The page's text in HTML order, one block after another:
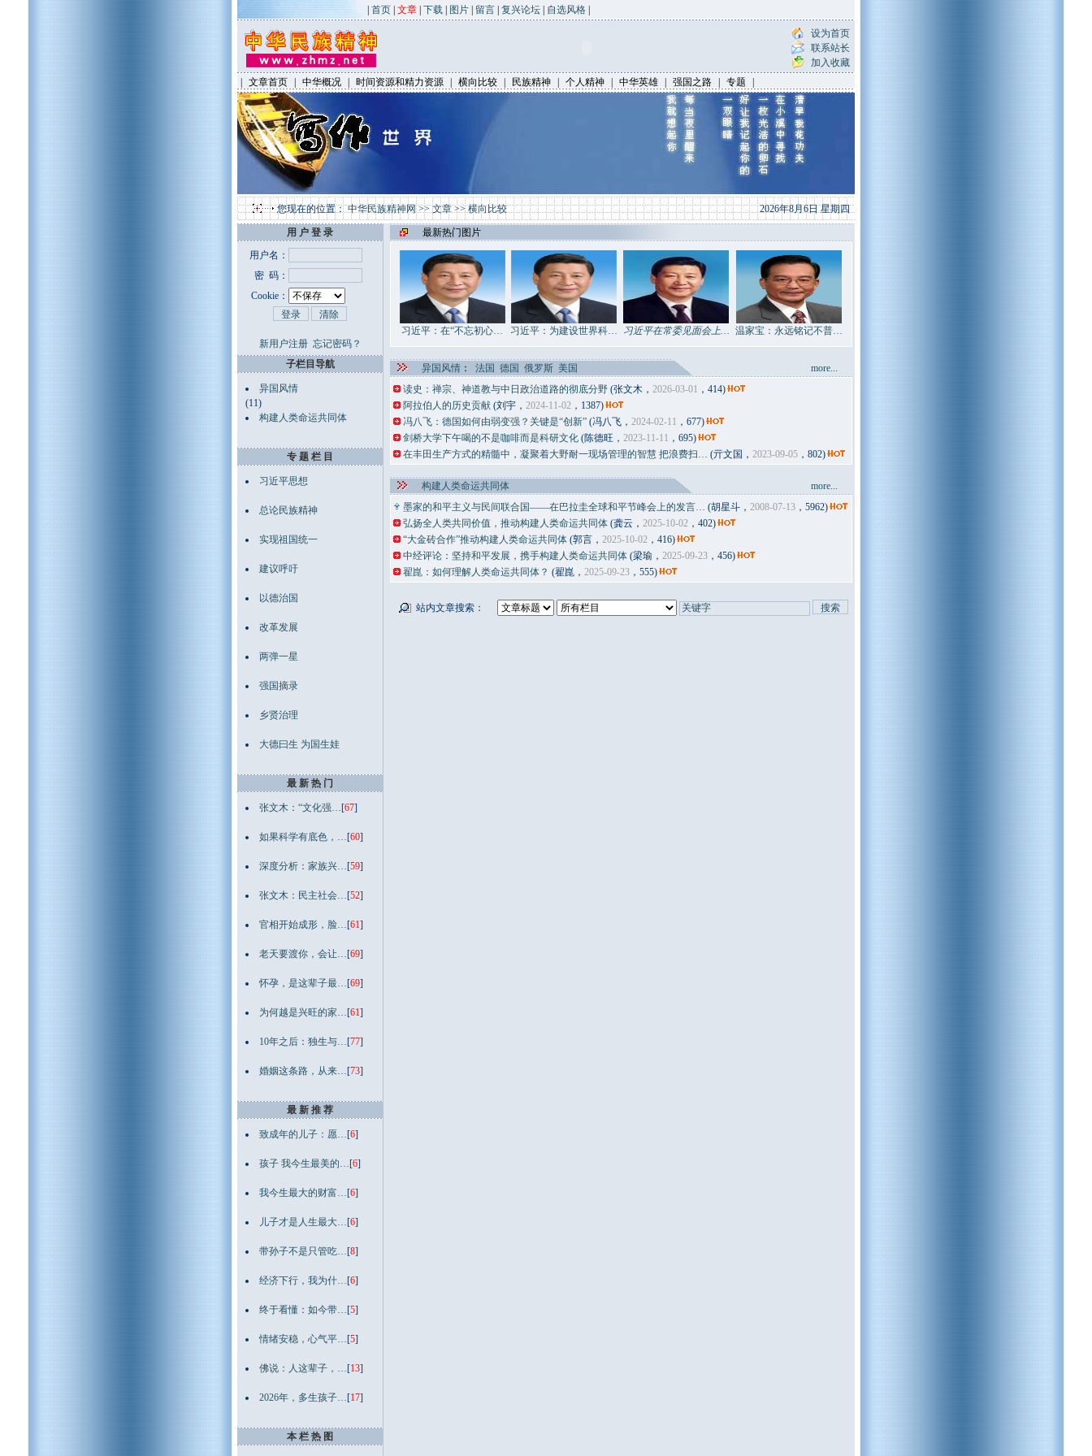
首页 文章 下载 图片 留言 复兴论坛 自选风格
设为首页
联系站长
加入收藏
文章首页 中华概况 时间资源和精力资源 横向比较 民族精神 个人精神 中华英雄 强国之路 专题
您现在的位置：中华民族精神网>>文章>>横向比较 2026年8月6日 星期四
用 户 登 录
用户名：
密 码：
Cookie：
新用户注册 忘记密码？
子栏目导航
异国风情
(11)
构建人类命运共同体
专 题 栏 目
习近平思想
总论民族精神
实现祖国统一
建议呼吁
以德治国
改革发展
两弹一星
强国摘录
乡贤治理
大德曰生 为国生娃
最 新 热 门
张文木：“文化强…[67]
如果科学有底色，…[60]
深度分析：家族兴…[59]
张文木：民主社会…[52]
官相开始成形，脸…[61]
老天要渡你，会让…[69]
怀孕，是这辈子最…[69]
为何越是兴旺的家…[61]
10年之后：独生与…[77]
婚姻这条路，从来…[73]
最 新 推 荐
致成年的儿子：愿…[6]
孩子 我今生最美的…[6]
我今生最大的财富…[6]
儿子才是人生最大…[6]
带孙子不是只管吃…[8]
经济下行，我为什…[6]
终于看懂：如今带…[5]
情绪安稳，心气平…[5]
佛说：人这辈子，…[13]
2026年，多生孩子…[17]
本 栏 热 图
最新热门图片
习近平：在“不忘初心… 习近平：为建设世界科… 习近平在常委见面会上… 温家宝：永远铭记不普…
异国风情 ： 法国 德国 俄罗斯 美国
more...
读史：禅宗、神道教与中日政治道路的彻底分野 (张文木， 2026-03-01 ，414)
阿拉伯人的历史贡献 (刘宇， 2024-11-02 ，1387)
冯八飞：德国如何由弱变强？关键是“创新” (冯八飞， 2024-02-11 ，677)
剑桥大学下午喝的不是咖啡而是科研文化 (陈德旺， 2023-11-11 ，695)
在丰田生产方式的精髓中，凝聚着大野耐一现场管理的智慧 把浪费扫… (亓文国， 2023-09-05 ，802)
构建人类命运共同体
more...
墨家的和平主义与民间联合国——在巴拉圭全球和平节峰会上的发言… (胡星斗， 2008-07-13 ，5962)
弘扬全人类共同价值，推动构建人类命运共同体 (龚云， 2025-10-02 ，402)
“大金砖合作”推动构建人类命运共同体 (郭言， 2025-10-02 ，416)
中经评论：坚持和平发展，携手构建人类命运共同体 (梁瑜， 2025-09-23 ，456)
翟崑：如何理解人类命运共同体？ (翟崑， 2025-09-23 ，555)
站内文章搜索：